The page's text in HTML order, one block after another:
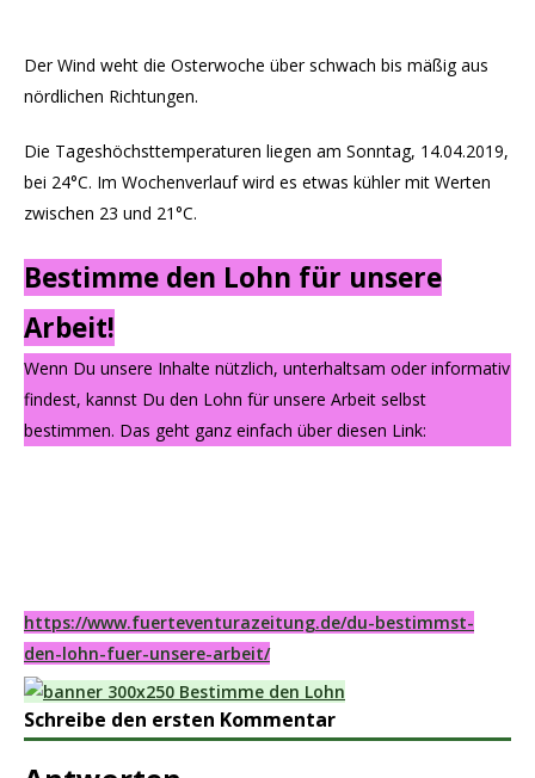
Der Wind weht die Osterwoche über schwach bis mäßig aus
nördlichen Richtungen.
Die Tageshöchsttemperaturen liegen am Sonntag, 14.04.2019,
bei 24°C. Im Wochenverlauf wird es etwas kühler mit Werten
zwischen 23 und 21°C.
Bestimme den Lohn für unsere
Arbeit!
Wenn Du unsere Inhalte nützlich, unterhaltsam oder informativ
findest, kannst Du den Lohn für unsere Arbeit selbst
bestimmen. Das geht ganz einfach über diesen Link:
https://www.fuerteventurazeitung.de/du-bestimmst-
den-lohn-fuer-unsere-arbeit/
Schreibe den ersten Kommentar